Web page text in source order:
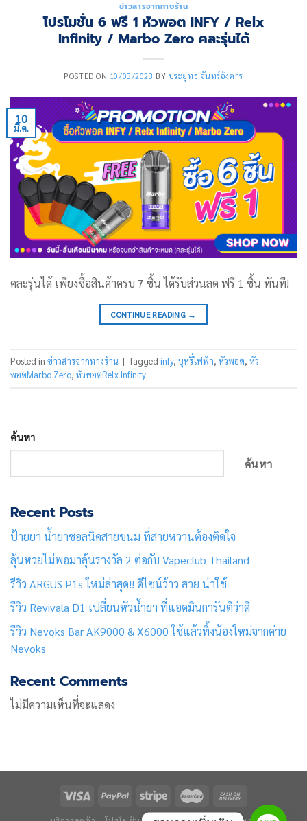
ข่าวสารจากทางร้าน
โปรโมชั่น 6 ฟรี 1 หัวพอต INFY / Relx
Infinity / Marbo Zero คละรุ่นได้
POSTED ON 10/03/2023 BY ประยุทธ จันทร์อังคาร
10
มี.ค.
คละรุ่นได้ เพียงซื้อสินค้าครบ 7 ชิ้น ได้รับส่วนลด ฟรี 1 ชิ้น ทันที!
CONTINUE READING →
Posted in ข่าวสารจากทางร้าน | Tagged infy, บุหรี่ไฟฟ้า, หัวพอต, หัว
พอตMarbo Zero, หัวพอตRelx Infinity
ค้นหา
ค้นหา
Recent Posts
ป้ายยา น้ำยาซอลนิคสายขนม ที่สายหวานต้องติดใจ
ลุ้นหวยไม่พอมาลุ้นรางวัล 2 ต่อกับ Vapeclub Thailand
รีวิว ARGUS P1s ใหม่ล่าสุด!! ดีไซน์ว้าว สวย น่าใช้
รีวิว Revivala D1 เปลี่ยนหัวน้ำยา ที่แอดมินการันตีว่าดี
รีวิว Nevoks Bar AK9000 & X6000 ใช้แล้วทิ้งน้องใหม่จากค่าย
Nevoks
Recent Comments
ไม่มีความเห็นที่จะแสดง